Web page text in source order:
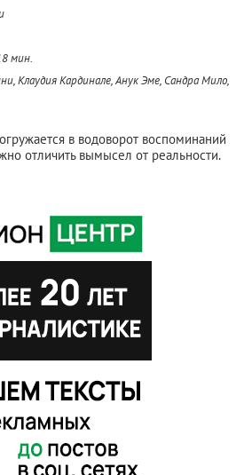
мин.
Клаудия Кардинале, Анук Эме, Сандра Мило,
в водоворот воспоминаний
отличить вымысел от реальности.